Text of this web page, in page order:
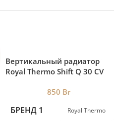
Вертикальный радиатор
Royal Thermo Shift Q 30 CV
подключение
850 Br
БРЕНД 1 Royal Thermo